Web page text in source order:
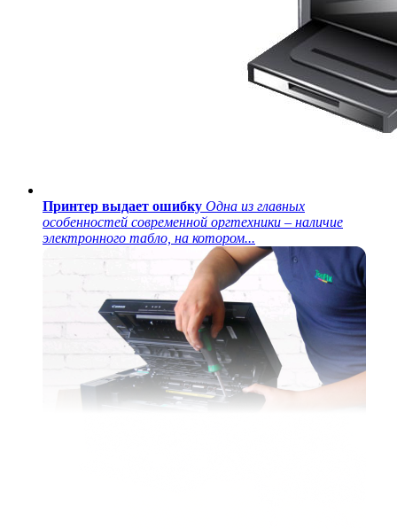
Принтер выдает ошибку Одна из главных
особенностей современной оргтехники – наличие
электронного табло, на котором...